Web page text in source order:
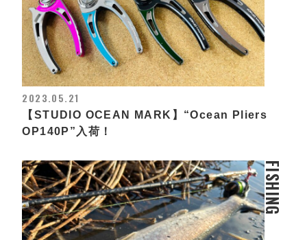
2023.05.21
【STUDIO OCEAN MARK】“Ocean Pliers
OP140P”入荷！
FISHING